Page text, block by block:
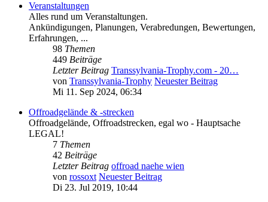
Veranstaltungen
Alles rund um Veranstaltungen.
Ankündigungen, Planungen, Verabredungen, Bewertungen,
Erfahrungen, ...
98 Themen
449 Beiträge
Letzter Beitrag Transsylvania-Trophy.com - 20…
von Transsylvania-Trophy Neuester Beitrag
Mi 11. Sep 2024, 06:34
Offroadgelände & -strecken
Offroadgelände, Offroadstrecken, egal wo - Hauptsache
LEGAL!
7 Themen
42 Beiträge
Letzter Beitrag offroad naehe wien
von rossoxt Neuester Beitrag
Di 23. Jul 2019, 10:44